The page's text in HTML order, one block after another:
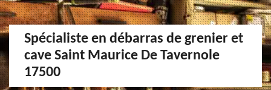
Spécialiste en débarras de grenier et
cave Saint Maurice De Tavernole
17500